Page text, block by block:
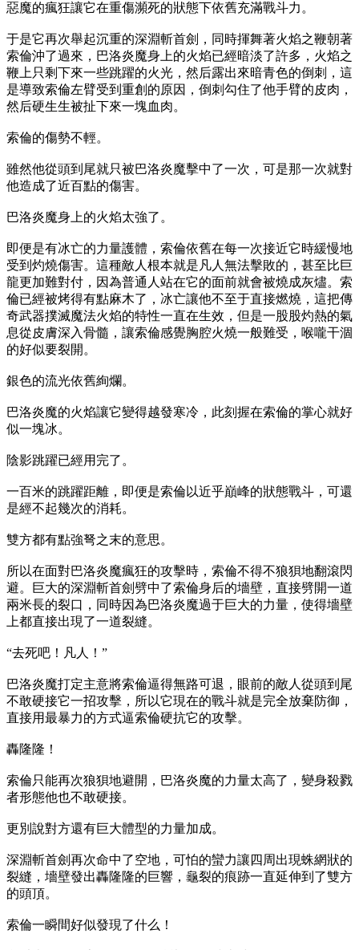
惡魔的瘋狂讓它在重傷瀕死的狀態下依舊充滿戰斗力。
于是它再次舉起沉重的深淵斬首劍，同時揮舞著火焰之鞭朝著
索倫沖了過來，巴洛炎魔身上的火焰已經暗淡了許多，火焰之
鞭上只剩下來一些跳躍的火光，然后露出來暗青色的倒刺，這
是導致索倫左臂受到重創的原因，倒刺勾住了他手臂的皮肉，
然后硬生生被扯下來一塊血肉。
索倫的傷勢不輕。
雖然他從頭到尾就只被巴洛炎魔擊中了一次，可是那一次就對
他造成了近百點的傷害。
巴洛炎魔身上的火焰太強了。
即便是有冰亡的力量護體，索倫依舊在每一次接近它時緩慢地
受到灼燒傷害。這種敵人根本就是凡人無法擊敗的，甚至比巨
龍更加難對付，因為普通人站在它的面前就會被燒成灰燼。索
倫已經被烤得有點麻木了，冰亡讓他不至于直接燃燒，這把傳
奇武器撲滅魔法火焰的特性一直在生效，但是一股股灼熱的氣
息從皮膚深入骨髓，讓索倫感覺胸腔火燒一般難受，喉嚨干涸
的好似要裂開。
銀色的流光依舊絢爛。
巴洛炎魔的火焰讓它變得越發寒冷，此刻握在索倫的掌心就好
似一塊冰。
陰影跳躍已經用完了。
一百米的跳躍距離，即便是索倫以近乎巔峰的狀態戰斗，可還
是經不起幾次的消耗。
雙方都有點強弩之末的意思。
所以在面對巴洛炎魔瘋狂的攻擊時，索倫不得不狼狽地翻滾閃
避。巨大的深淵斬首劍劈中了索倫身后的墻壁，直接劈開一道
兩米長的裂口，同時因為巴洛炎魔過于巨大的力量，使得墻壁
上都直接出現了一道裂縫。
“去死吧！凡人！”
巴洛炎魔打定主意將索倫逼得無路可退，眼前的敵人從頭到尾
不敢硬接它一招攻擊，所以它現在的戰斗就是完全放棄防御，
直接用最暴力的方式逼索倫硬抗它的攻擊。
轟隆隆！
索倫只能再次狼狽地避開，巴洛炎魔的力量太高了，變身殺戮
者形態他也不敢硬接。
更別說對方還有巨大體型的力量加成。
深淵斬首劍再次命中了空地，可怕的蠻力讓四周出現蛛網狀的
裂縫，墻壁發出轟隆隆的巨響，龜裂的痕跡一直延伸到了雙方
的頭頂。
索倫一瞬間好似發現了什么！